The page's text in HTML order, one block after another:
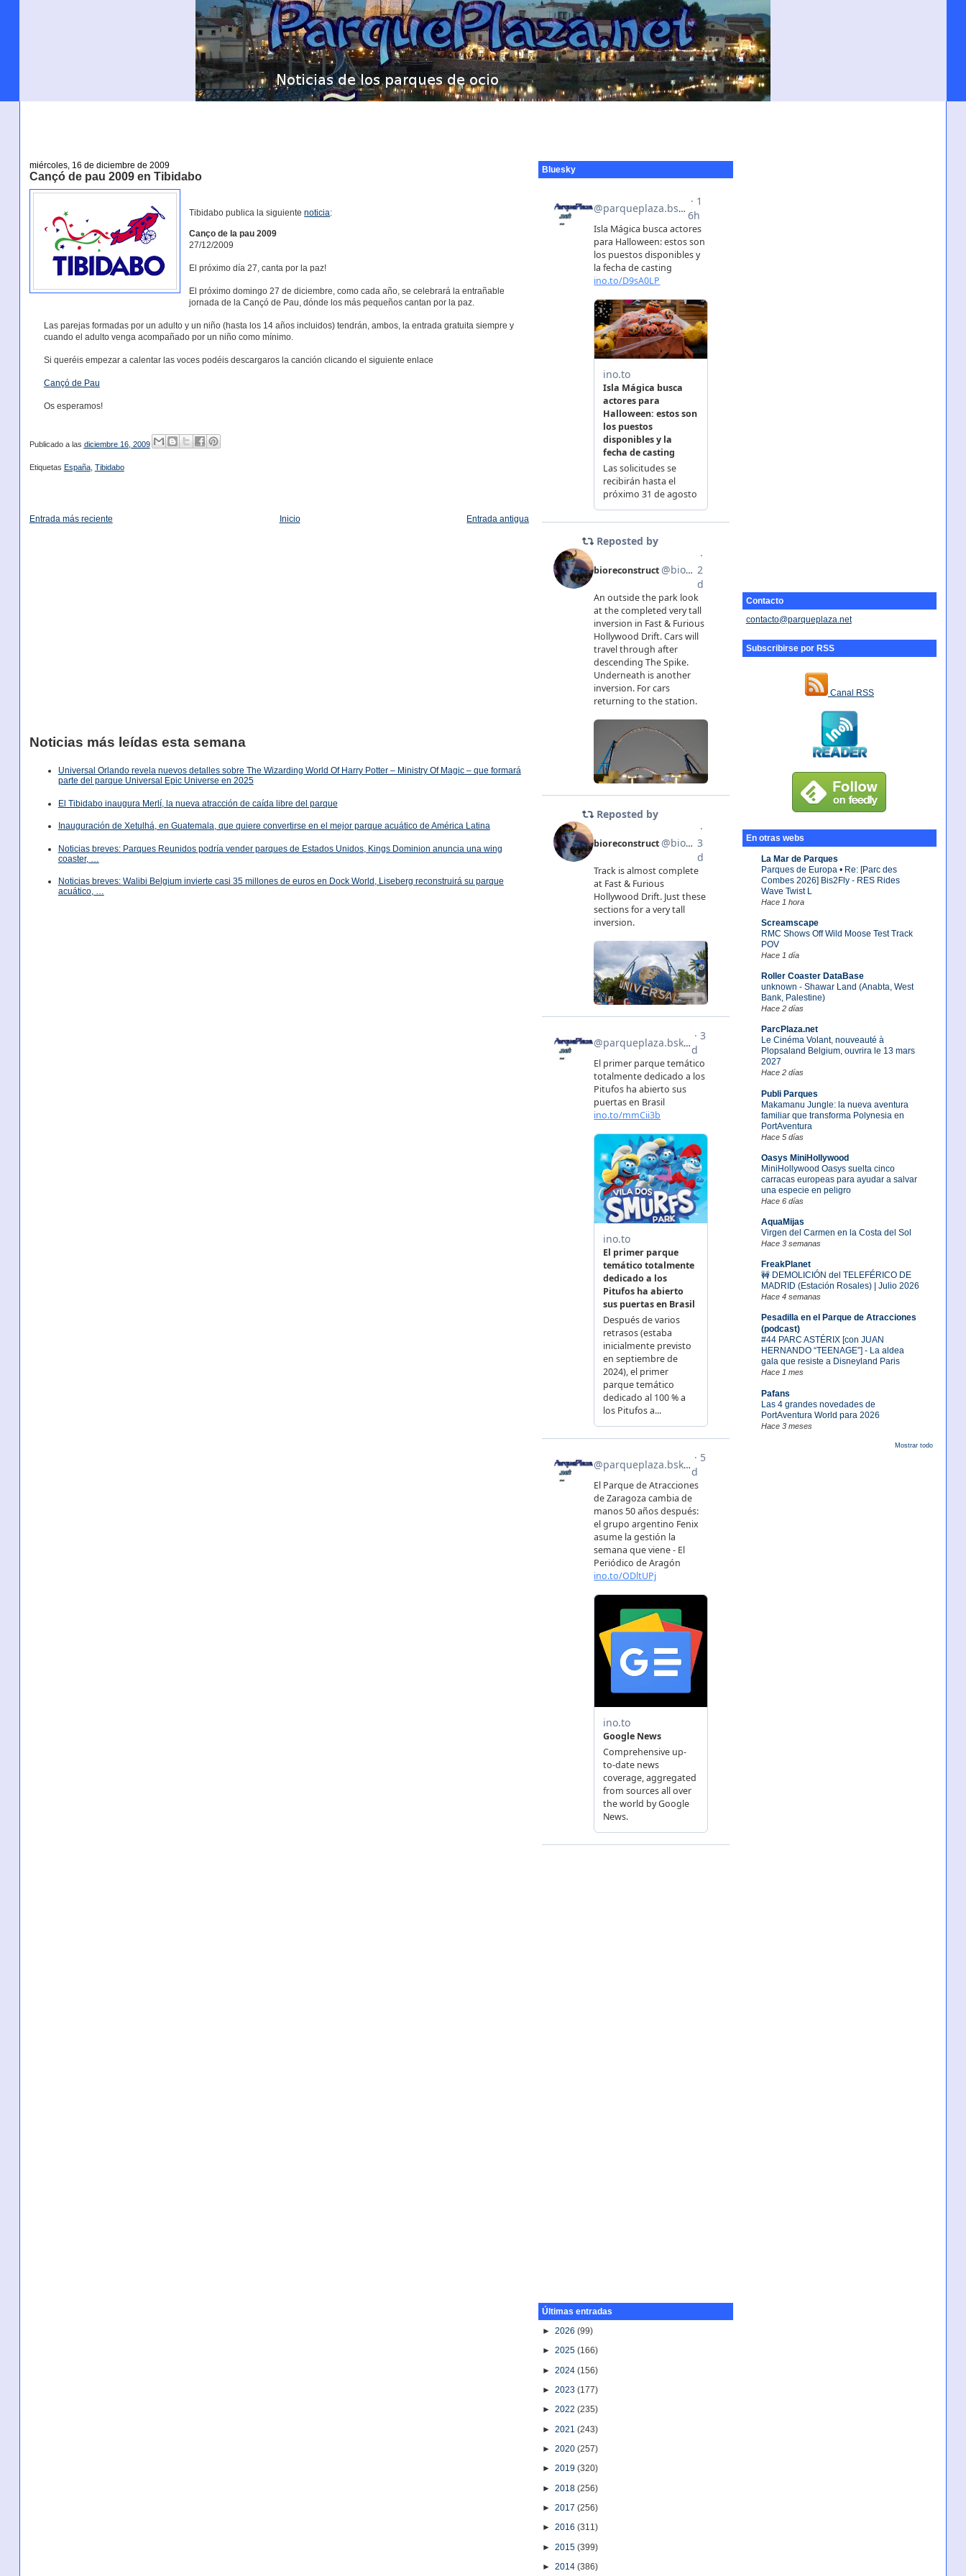
Contacto
contacto@parqueplaza.net
Subscribirse por RSS
Canal RSS
En otras webs
La Mar de Parques
Parques de Europa • Re: [Parc des
Combes 2026] Bis2Fly - RES Rides
Wave Twist L
Hace 1 hora
Screamscape
RMC Shows Off Wild Moose Test Track
POV
Hace 1 día
Roller Coaster DataBase
unknown - Shawar Land (Anabta, West
Bank, Palestine)
Hace 2 días
ParcPlaza.net
Le Cinéma Volant, nouveauté à
Plopsaland Belgium, ouvrira le 13 mars
2027
Hace 2 días
Publi Parques
Makamanu Jungle: la nueva aventura
familiar que transforma Polynesia en
PortAventura
Hace 5 días
Oasys MiniHollywood
MiniHollywood Oasys suelta cinco
carracas europeas para ayudar a salvar
una especie en peligro
Hace 6 días
AquaMijas
Virgen del Carmen en la Costa del Sol
Hace 3 semanas
FreakPlanet
🚧 DEMOLICIÓN del TELEFÉRICO DE
MADRID (Estación Rosales) | Julio 2026
Hace 4 semanas
Pesadilla en el Parque de Atracciones
(podcast)
#44 PARC ASTÉRIX [con JUAN
HERNANDO “TEENAGE”] - La aldea
gala que resiste a Disneyland Paris
Hace 1 mes
Pafans
Las 4 grandes novedades de
PortAventura World para 2026
Hace 3 meses
Mostrar todo
miércoles, 16 de diciembre de 2009
Cançó de pau 2009 en Tibidabo
Tibidabo publica la siguientenoticia:
Canço de la pau 2009
27/12/2009
El próximo día 27, canta por la paz!
El próximo domingo 27 de diciembre, como cada año, se celebrará la entrañable
jornada de la Cançó de Pau, dónde los más pequeños cantan por la paz.
Las parejas formadas por un adulto y un niño (hasta los 14 años incluidos) tendrán, ambos, la entrada gratuita siempre y
cuando el adulto venga acompañado por un niño como mínimo.
Si queréis empezar a calentar las voces podéis descargaros la canción clicando el siguiente enlace
Cançó de Pau
Os esperamos!
Publicado a las diciembre 16, 2009
Etiquetas España, Tibidabo
Entrada más reciente Entrada antigua
Inicio
Noticias más leídas esta semana
Universal Orlando revela nuevos detalles sobre The Wizarding World Of Harry Potter – Ministry Of Magic – que formará
parte del parque Universal Epic Universe en 2025
El Tibidabo inaugura Merlí, la nueva atracción de caída libre del parque
Inauguración de Xetulhá, en Guatemala, que quiere convertirse en el mejor parque acuático de América Latina
Noticias breves: Parques Reunidos podría vender parques de Estados Unidos, Kings Dominion anuncia una wing
coaster, …
Noticias breves: Walibi Belgium invierte casi 35 millones de euros en Dock World, Liseberg reconstruirá su parque
acuático, …
Bluesky
Últimas entradas
►2026(99)
►2025(166)
►2024(156)
►2023(177)
►2022(235)
►2021(243)
►2020(257)
►2019(320)
►2018(256)
►2017(256)
►2016(311)
►2015(399)
►2014(386)